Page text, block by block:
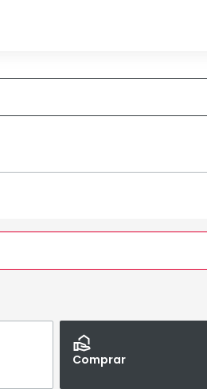
Comprar